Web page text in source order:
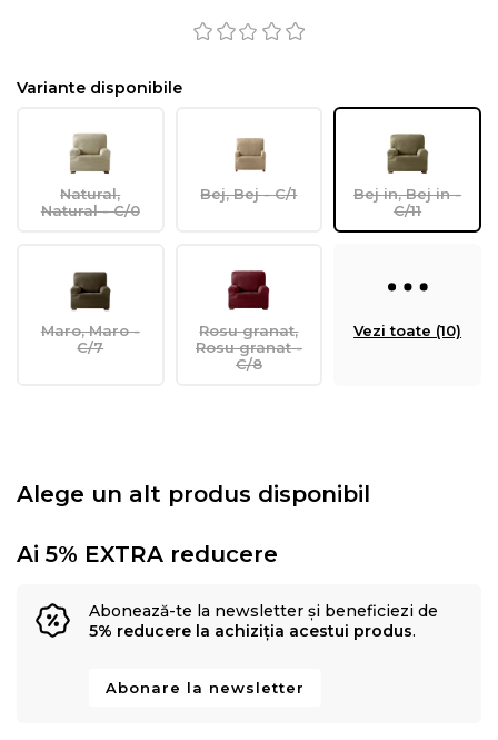
Variante disponibile
Natural,
Natural - C/0
Bej, Bej - C/1
Bej in, Bej in -
C/11
Maro, Maro -
C/7
Rosu granat,
Rosu granat -
C/8
Vezi toate (10)
Alege un alt produs disponibil
Ai 5% EXTRA reducere
Abonează-te la newsletter și beneficiezi de
5% reducere la achiziția acestui produs.
Abonare la newsletter